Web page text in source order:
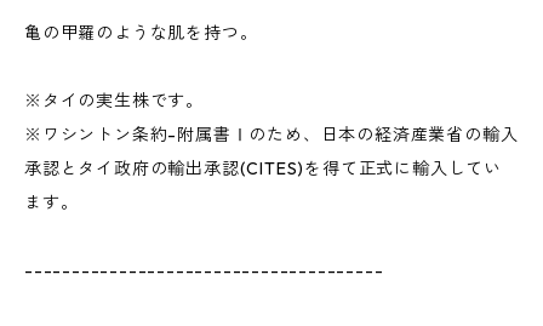
亀の甲羅のような肌を持つ。
※タイの実生株です。
※ワシントン条約-附属書Ⅰのため、日本の経済産業省の輸入
承認とタイ政府の輸出承認(CITES)を得て正式に輸入してい
ます。
--------------------------------------